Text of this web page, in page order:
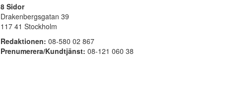
8 Sidor
Drakenbergsgatan 39
117 41 Stockholm
Redaktionen: 08-580 02 867
Prenumerera/Kundtjänst: 08-121 060 38